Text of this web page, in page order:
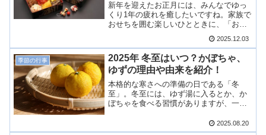
新年を迎えたお正月には、みんなでゆっ
くり1年の疲れを癒したいですね。家族で
おせちを囲む楽しいひとときに、「お正
月の食文化」の由来などの豆知識を披露
して盛り上げてみませんか？今回は、お
正月料理について、家族みんなが笑顔に
なるようなとっておきな小話をご紹介し
ます。
2025.12.03
季節の行事
2025年 冬至はいつ？かぼちゃ、
ゆずの理由や由来を紹介！
本格的な寒さへの準備の日である「冬
至」。冬至には、ゆず湯に入るとか、か
ぼちゃを食べる習慣がありますが、一体
来や食べ物などの意味や、日の出、日の
入りの時間などについてもご紹介しま
2025.08.20